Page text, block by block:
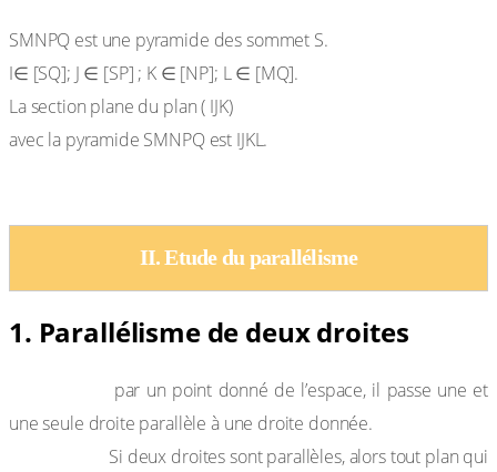
SMNPQ est une pyramide des sommet S.
I∈ [SQ]; J ∈ [SP] ; K ∈ [NP]; L ∈ [MQ].
La section plane du plan ( IJK)
avec la pyramide SMNPQ est IJKL.
II. Etude du parallélisme
1. Parallélisme de deux droites
par un point donné de l’espace, il passe une et
une seule droite parallèle à une droite donnée.
Si deux droites sont parallèles, alors tout plan qui